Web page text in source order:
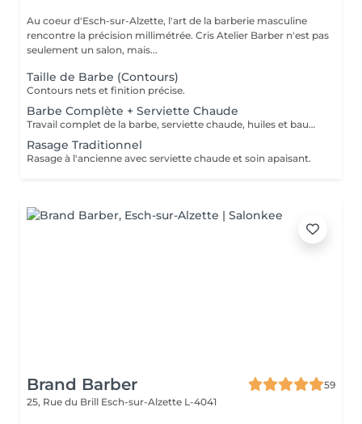
Au coeur d'Esch-sur-Alzette, l'art de la barberie masculine
rencontre la précision millimétrée. Cris Atelier Barber n'est pas
seulement un salon, mais...
Taille de Barbe (Contours)
Contours nets et finition précise.
Barbe Complète + Serviette Chaude
Travail complet de la barbe, serviette chaude, huiles et baume.
Rasage Traditionnel
Rasage à l'ancienne avec serviette chaude et soin apaisant.
Brand Barber
59
25, Rue du Brill Esch-sur-Alzette L-4041